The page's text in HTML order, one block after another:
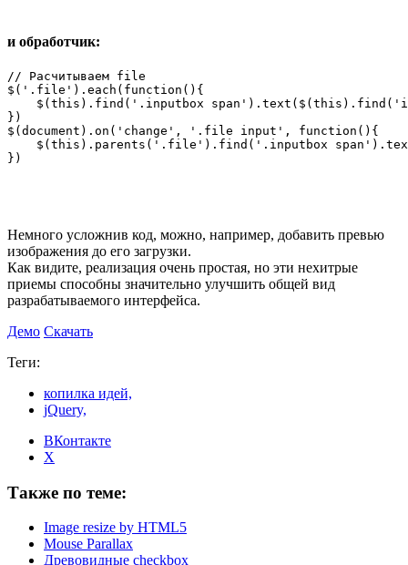
и обработчик:
// Расчитываем file
$('.file').each(function(){
$(this).find('.inputbox
})
$(document).on('change', '.file input', function(){
$(this).parents('.file').find('.inputbox
})
Немного усложнив код, можно, например, добавить превью
изображения до его загрузки.
Как видите, реализация очень простая, но эти нехитрые
приемы способны значительно улучшить общей вид
разрабатываемого интерфейса.
Демо Скачать
Теги:
копилка идей,
jQuery,
ВКонтакте
X
Также по теме:
Image resize by HTML5
Mouse Parallax
Древовидные checkbox